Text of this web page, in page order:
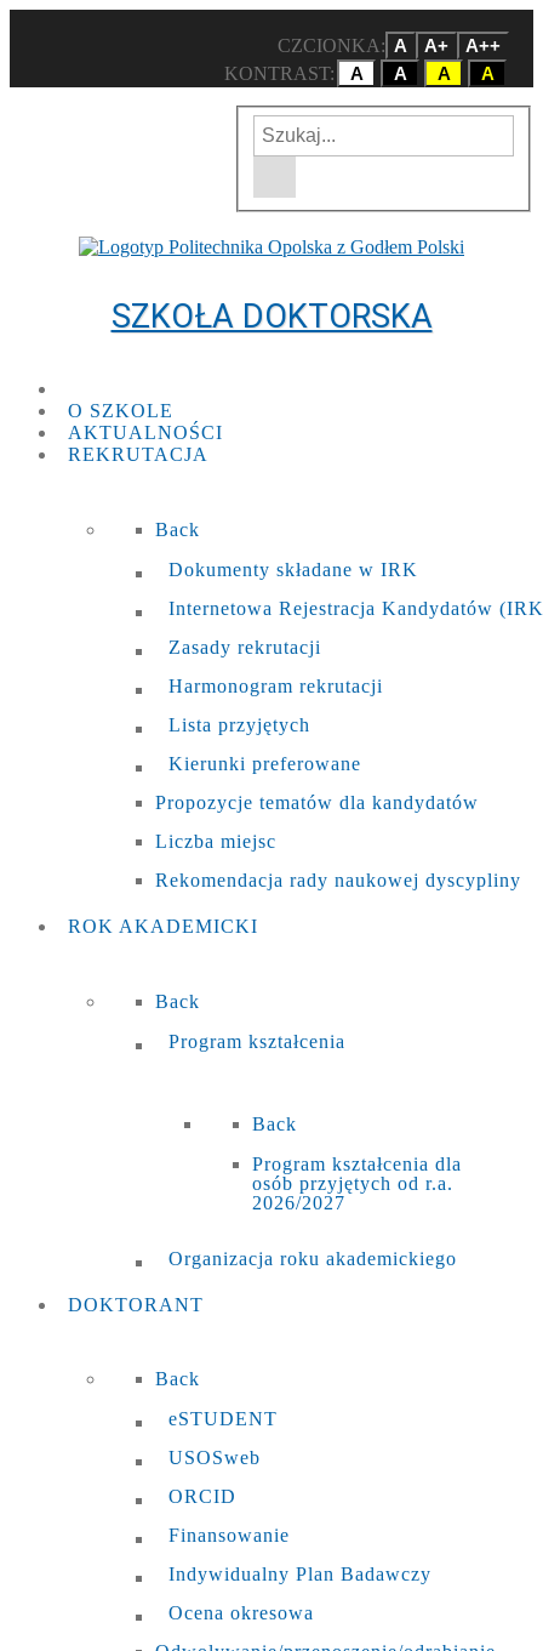
CZCIONKA: A A+
A++
KONTRAST:
A A A A
SZKOŁA DOKTORSKA
Wyszukiwarka w witrynie
Wpisz szukaną frazę
O SZKOLE
AKTUALNOŚCI
REKRUTACJA
Back
Dokumenty składane w IRK
Internetowa Rejestracja Kandydatów
Zasady rekrutacji
Harmonogram rekrutacji
Lista przyjętych
Kierunki preferowane
Propozycje tematów dla kandydatów
Liczba miejsc
Rekomendacja rady naukowej dyscypliny
ROK AKADEMICKI
Back
Program kształcenia
Back
Program kształcenia dla
osób przyjętych od r.a.
2026/2027
Organizacja roku akademickiego
DOKTORANT
Back
eSTUDENT
USOSweb
ORCID
Finansowanie
Indywidualny Plan Badawczy
Ocena okresowa